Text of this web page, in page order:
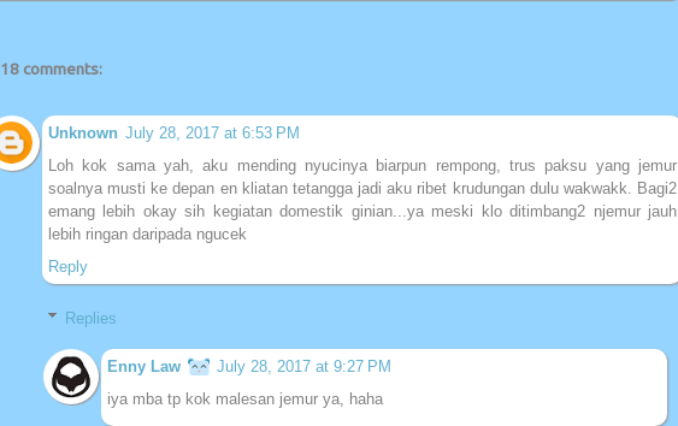
18 comments:
Unknown July 28, 2017 at 6:53 PM
Loh kok sama yah, aku mending nyucinya biarpun rempong, trus paksu yang jemur
soalnya musti ke depan en kliatan tetangga jadi aku ribet krudungan dulu wakwakk. Bagi2
emang lebih okay sih kegiatan domestik ginian...ya meski klo ditimbang2 njemur jauh
lebih ringan daripada ngucek
Reply
Replies
Enny Law
July 28, 2017 at 9:27 PM
iya mba tp kok malesan jemur ya, haha